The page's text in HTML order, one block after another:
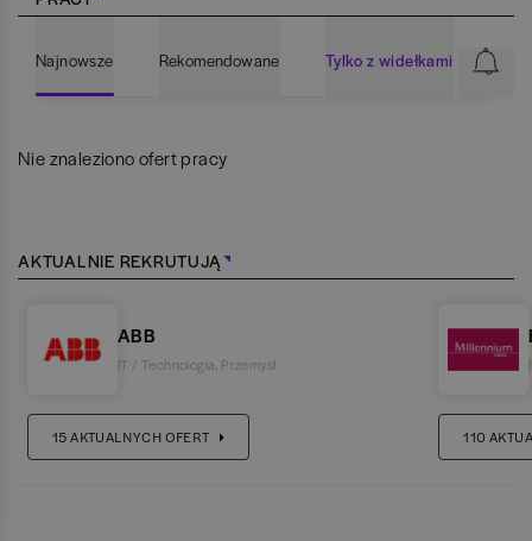
Najnowsze Rekomendowane Tylko z widełkami
Nie znaleziono ofert pracy
AKTUALNIE REKRUTUJĄ
ABB
IT / Technologia Przemysł
15AKTUALNYCH OFERT 110